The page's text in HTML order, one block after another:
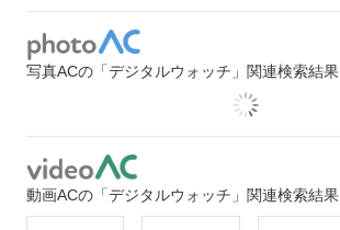
写真ACの「デジタルウォッチ」関連検索結果
動画ACの「デジタルウォッチ」関連検索結果